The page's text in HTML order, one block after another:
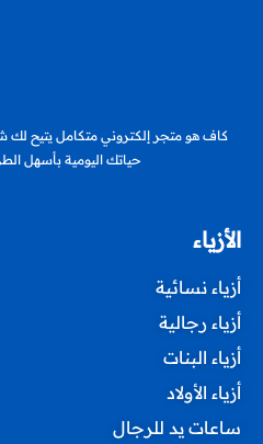
كاف هو متجر إلكتروني متكامل يتيح لك
حياتك اليومية بأسهل
الأزياء
أزياء نسائية
أزياء رجالية
أزياء البنات
أزياء الأولاد
ساعات يد للرجال